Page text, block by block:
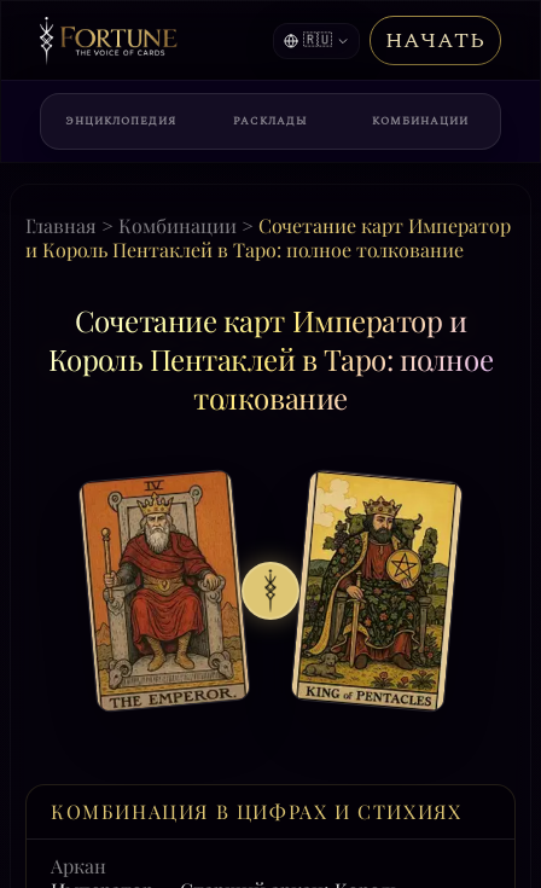
🇷🇺 НАЧАТЬ
ЭНЦИКЛОПЕДИЯ РАСКЛАДЫ КОМБИНАЦИИ
Главная > Комбинации > Сочетание карт Император
и Король Пентаклей в Таро: полное толкование
Сочетание карт Император и
Король Пентаклей в Таро: полное
толкование
КОМБИНАЦИЯ В ЦИФРАХ И СТИХИЯХ
Аркан